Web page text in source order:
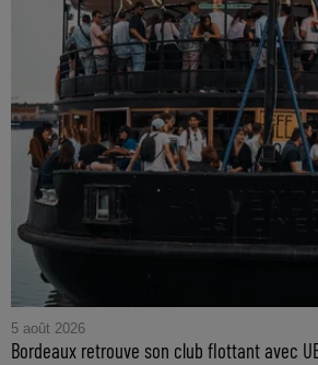
5 août 2026
Bordeaux retrouve son club flottant avec